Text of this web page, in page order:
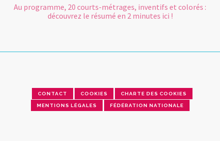
Au programme, 20 courts-métrages, inventifs et colorés :
découvrez le résumé en 2 minutes ici !
CONTACT COOKIES CHARTE DES COOKIES
MENTIONS LÉGALES FÉDÉRATION NATIONALE